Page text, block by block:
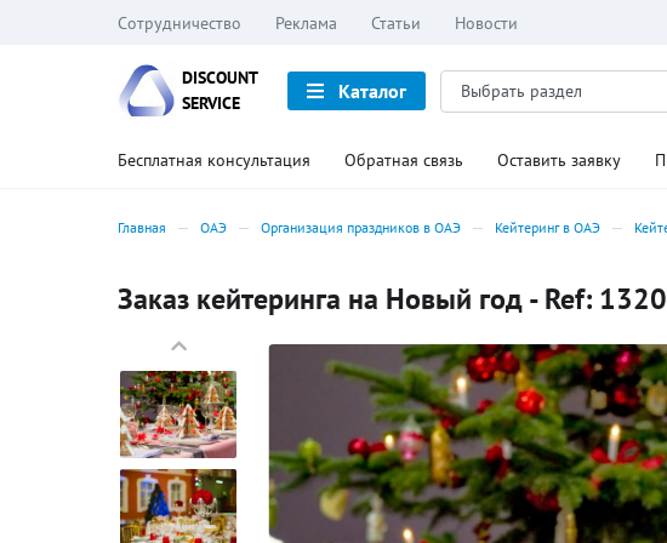
Сотрудничество Реклама Статьи Новости
DISCOUNT
SERVICE
Каталог
Бесплатная консультация Обратная связь Оставить заявку
Главная ОАЭ Организация праздников в ОАЭ Кейтеринг в ОАЭ
Заказ кейтеринга на Новый год - Ref: 1320